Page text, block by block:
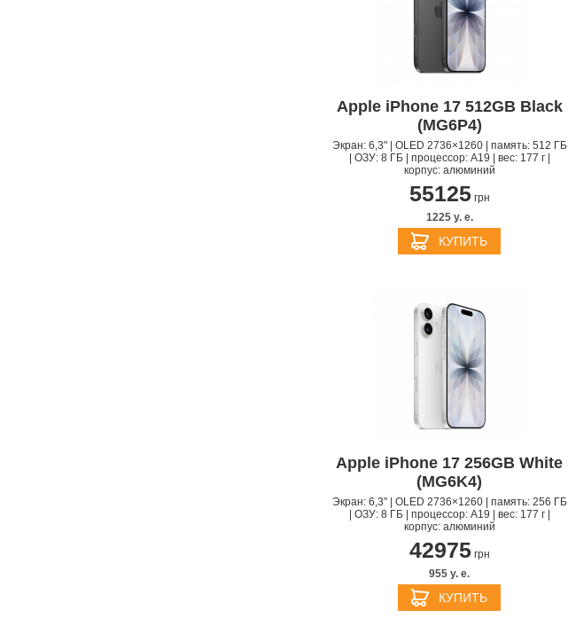
Apple iPhone 17 512GB Black
(MG6P4)
Экран: 6,3" | OLED 2736×1260 | память: 512 ГБ
| ОЗУ: 8 ГБ | процессор: A19 | вес: 177 г |
корпус: алюминий
55125грн
1225 y. e.
КУПИТЬ
Apple iPhone 17 256GB White
(MG6K4)
Экран: 6,3" | OLED 2736×1260 | память: 256 ГБ
| ОЗУ: 8 ГБ | процессор: A19 | вес: 177 г |
корпус: алюминий
42975грн
955 y. e.
КУПИТЬ